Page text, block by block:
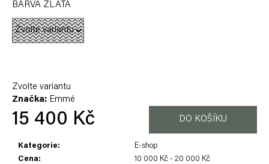
BARVA ZLATA
Zvolte variantu
Značka: Emmé
15 400 Kč
cena:
DO KOŠÍKU
Kategorie:
E-shop
Cena:
10 000 Kč - 20 000 Kč